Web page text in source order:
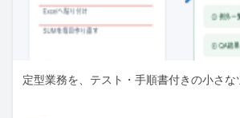
定型業務を、テスト・手順書付きの小さな